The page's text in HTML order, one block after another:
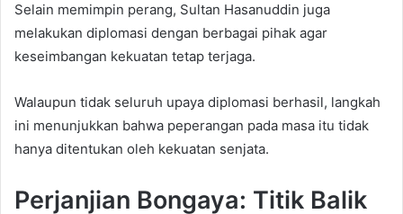
Selain memimpin perang, Sultan Hasanuddin juga
melakukan diplomasi dengan berbagai pihak agar
keseimbangan kekuatan tetap terjaga.
Walaupun tidak seluruh upaya diplomasi berhasil, langkah
ini menunjukkan bahwa peperangan pada masa itu tidak
hanya ditentukan oleh kekuatan senjata.
Perjanjian Bongaya: Titik Balik